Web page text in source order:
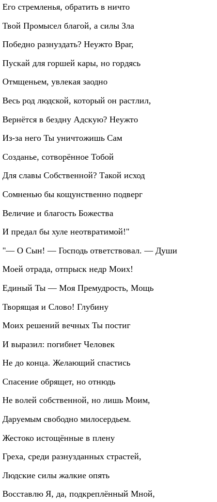
Его стремленья, обратить в ничто
Твой Промысел благой, а силы Зла
Победно разнуздать? Неужто Враг,
Пускай для горшей кары, но гордясь
Отмщеньем, увлекая заодно
Весь род людской, который он растлил,
Вернётся в бездну Адскую? Неужто
Из-за него Ты уничтожишь Сам
Созданье, сотворённое Тобой
Для славы Собственной? Такой исход
Сомненью бы кощунственно подверг
Величие и благость Божества
И предал бы хуле неотвратимой!"
"— О Сын! — Господь ответствовал. — Души
Моей отрада, отпрыск недр Моих!
Единый Ты — Моя Премудрость, Мощь
Творящая и Слово! Глубину
Моих решений вечных Ты постиг
И выразил: погибнет Человек
Не до конца. Желающий спастись
Спасение обрящет, но отнюдь
Не волей собственной, но лишь Моим,
Даруемым свободно милосердьем.
Жестоко истощённые в плену
Греха, среди разнузданных страстей,
Людские силы жалкие опять
Восставлю Я, да, подкреплённый Мной,